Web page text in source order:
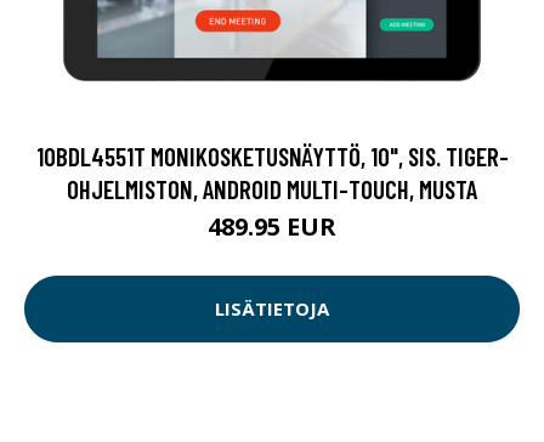
10BDL4551T MONIKOSKETUSNÄYTTÖ, 10", SIS. TIGER-
OHJELMISTON, ANDROID MULTI-TOUCH, MUSTA
489.95 EUR
LISÄTIETOJA